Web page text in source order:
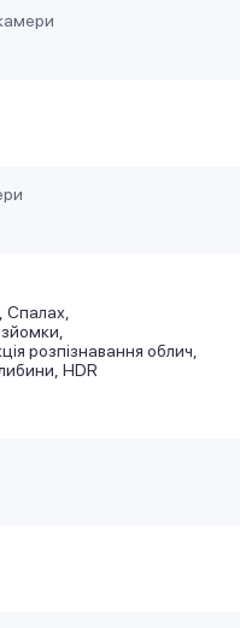
Спалах
розпізнавання облич
HDR